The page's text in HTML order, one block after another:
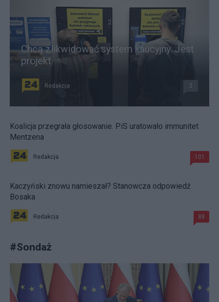
Chcą zlikwidować system kaucyjny. Jest
projekt
Redakcja 2
Koalicja przegrała głosowanie. PiS uratowało immunitet
Mentzena
Redakcja 101
Kaczyński znowu namieszał? Stanowcza odpowiedź
Bosaka
Redakcja 88
#Sondaż